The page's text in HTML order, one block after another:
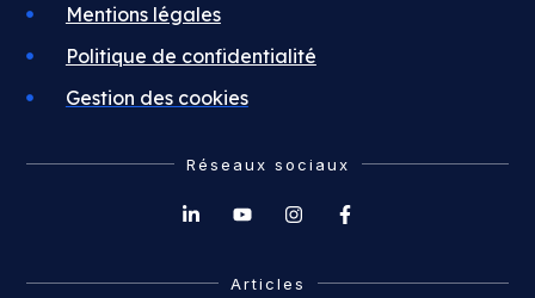
Mentions légales
Politique de confidentialité
Gestion des cookies
Réseaux sociaux
Articles